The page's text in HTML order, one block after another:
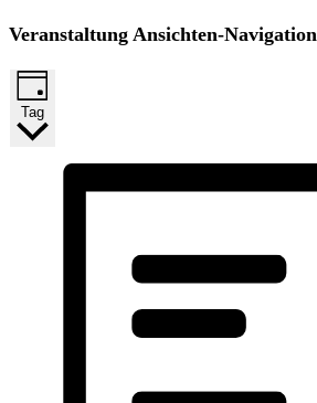
Veranstaltung Ansichten-Navigation
Tag